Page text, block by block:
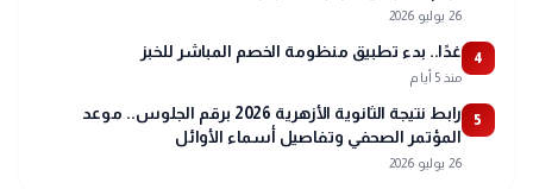
26 يوليو 2026
4 غدًا.. بدء تطبيق منظومة الخصم المباشر للخبز
منذ 5 أيام
5
رابط نتيجة الثانوية الأزهرية 2026 برقم الجلوس.. موعد
المؤتمر الصحفي وتفاصيل أسماء الأوائل
26 يوليو 2026